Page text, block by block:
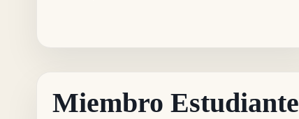
Miembro Estudiante